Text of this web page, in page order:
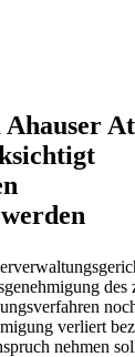
Ahauser
verliert